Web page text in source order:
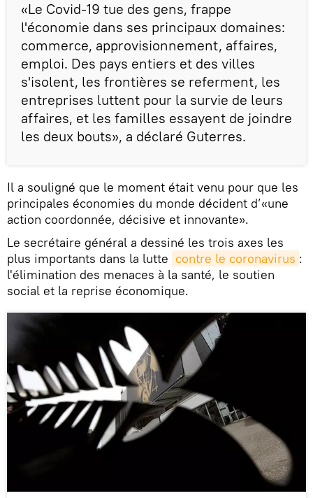
«Le Covid-19 tue des gens, frappe
l'économie dans ses principaux domaines:
commerce, approvisionnement, affaires,
emploi. Des pays entiers et des villes
s'isolent, les frontières se referment, les
entreprises luttent pour la survie de leurs
affaires, et les familles essayent de joindre
les deux bouts», a déclaré Guterres.
Il a souligné que le moment était venu pour que les
principales économies du monde décident d’«une
action coordonnée, décisive et innovante».
Le secrétaire général a dessiné les trois axes les
plus importants dans la lutte contre le coronavirus :
l'élimination des menaces à la santé, le soutien
social et la reprise économique.